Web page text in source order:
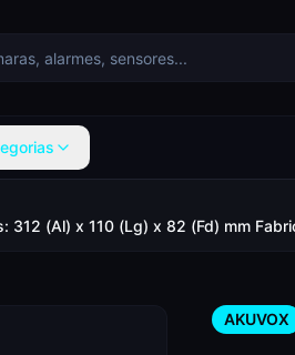
(Al) x 110 (Lg) x 82 (Fd) mm
AKUVOX